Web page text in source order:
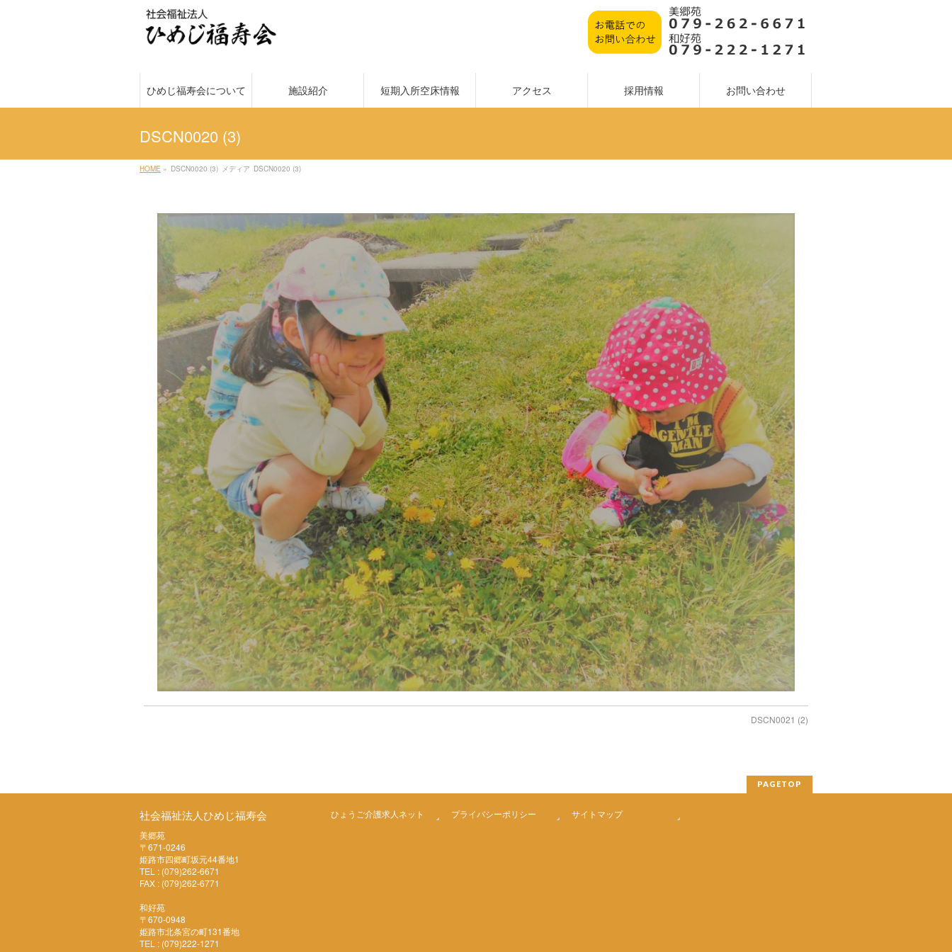
ひめじ福寿会について 施設紹介 短期入所空床情報 アクセス 採用情報 お問い合わせ
DSCN0020 (3)
HOME » DSCN0020 (3) メディア DSCN0020 (3)
DSCN0021 (2)
PAGETOP
社会福祉法人ひめじ福寿会
美郷苑
〒671-0246
姫路市四郷町坂元44番地1
TEL : (079)262-6671
FAX : (079)262-6771
和好苑
〒670-0948
姫路市北条宮の町131番地
TEL : (079)222-1271
ひょうご介護求人ネット プライバシーポリシー サイトマップ